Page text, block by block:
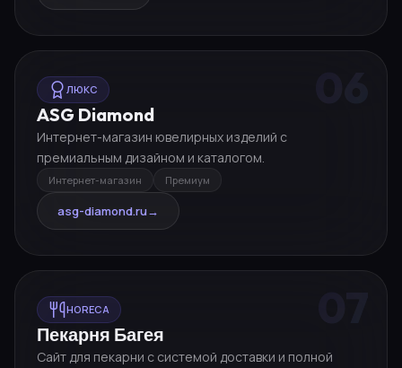
ЛЮКС
ASG Diamond
Интернет-магазин ювелирных изделий с
премиальным дизайном и каталогом.
Интернет-магазин Премиум
asg-diamond.ru→
HORECA
Пекарня Багея
Сайт для пекарни с системой доставки и полной